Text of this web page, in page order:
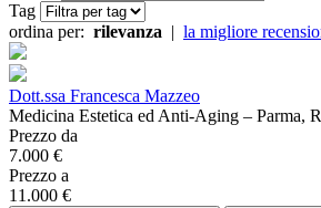
Tag
ordina per: rilevanza | la migliore
Dott.ssa Francesca Mazzeo
Medicina Estetica ed Anti-Aging – Parma,
Prezzo da
7.000 €
Prezzo a
11.000 €